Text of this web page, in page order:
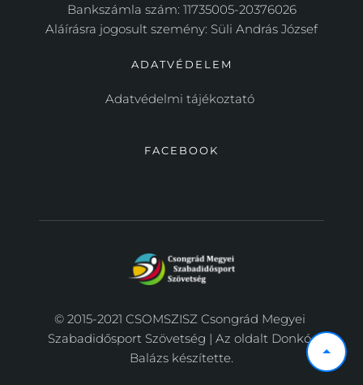
Bankszámla szám: 11735005-20376026
Aláírásra jogosult szemény: Süli András József
ADATVÉDELEM
Adatvédelmi tájékoztató
FACEBOOK
© 2015-2021 CSOMSZISZ Csongrád Megyei
Szabadidősport Szövetség | Az oldalt Donkó
Balázs készítette.